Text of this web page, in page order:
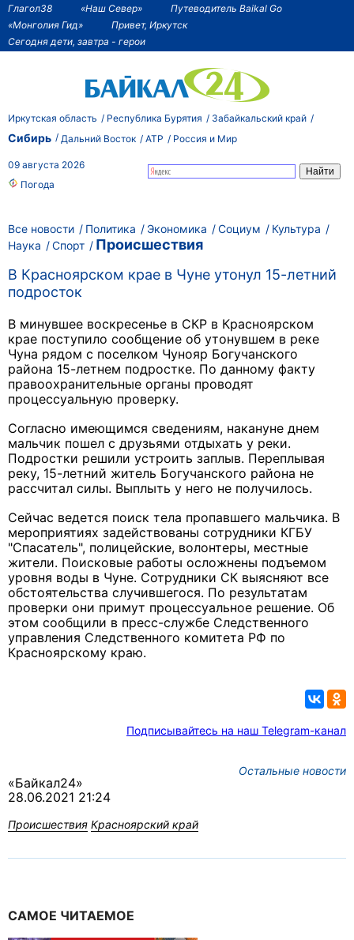
Глагол38 «Наш Север»
Путеводитель Baikal Go
«Монголия Гид»
Привет, Иркутск
Сегодня дети, завтра - герои
Иркутская область Республика Бурятия Забайкальский край
Сибирь Дальний Восток АТР Россия и Мир
09 августа 2026
Погода
Все новости Политика Экономика Социум
Культура
Наука
Спорт
Происшествия
В Красноярском крае в Чуне утонул 15-летний
подросток
В минувшее воскресенье в СКР в Красноярском
крае поступило сообщение об утонувшем в реке
Чуна рядом с поселком Чунояр Богучанского
района 15-летнем подростке. По данному факту
правоохранительные органы проводят
процессуальную проверку.
Согласно имеющимся сведениям, накануне днем
мальчик пошел с друзьями отдыхать у реки.
Подростки решили устроить заплыв. Переплывая
реку, 15-летний житель Богучанского района не
рассчитал силы. Выплыть у него не получилось.
Сейчас ведется поиск тела пропавшего мальчика. В
мероприятиях задействованы сотрудники КГБУ
"Спасатель", полицейские, волонтеры, местные
жители. Поисковые работы осложнены подъемом
уровня воды в Чуне. Сотрудники СК выясняют все
обстоятельства случившегося. По результатам
проверки они примут процессуальное решение. Об
этом сообщили в пресс-службе Следственного
управления Следственного комитета РФ по
Красноярскому краю.
Подписывайтесь на наш Telegram-канал
Остальные новости
«Байкал24»
28.06.2021 21:24
Происшествия Красноярский край
САМОЕ ЧИТАЕМОЕ